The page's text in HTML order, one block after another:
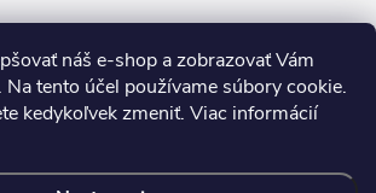
náš e-shop a zobrazovať Vám
Na tento účel používame súbory cookie.
kedykoľvek zmeniť. Viac informácií
na Instagrame